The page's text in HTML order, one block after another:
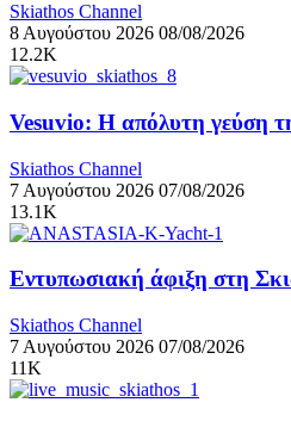
Skiathos Channel
8 Αυγούστου 2026 08/08/2026
12.2K
Vesuvio: Η απόλυτη γεύση
Skiathos Channel
7 Αυγούστου 2026 07/08/2026
13.1K
Εντυπωσιακή άφιξη στη
Skiathos Channel
7 Αυγούστου 2026 07/08/2026
11K